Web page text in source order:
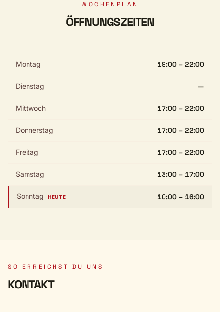
WOCHENPLAN
ÖFFNUNGSZEITEN
Montag 19:00 – 22:00
Dienstag —
Mittwoch 17:00 – 22:00
Donnerstag 17:00 – 22:00
Freitag 17:00 – 22:00
Samstag 13:00 – 17:00
Sonntag HEUTE 10:00 – 16:00
SO ERREICHST DU UNS
KONTAKT